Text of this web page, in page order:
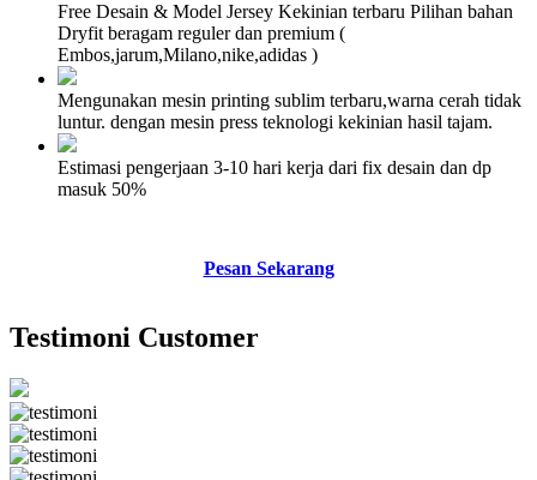
Free Desain & Model Jersey Kekinian terbaru Pilihan bahan
Dryfit beragam reguler dan premium (
Embos,jarum,Milano,nike,adidas )
Mengunakan mesin printing sublim terbaru,warna cerah tidak
luntur. dengan mesin press teknologi kekinian hasil tajam.
Estimasi pengerjaan 3-10 hari kerja dari fix desain dan dp
masuk 50%
Pesan Sekarang
Testimoni Customer